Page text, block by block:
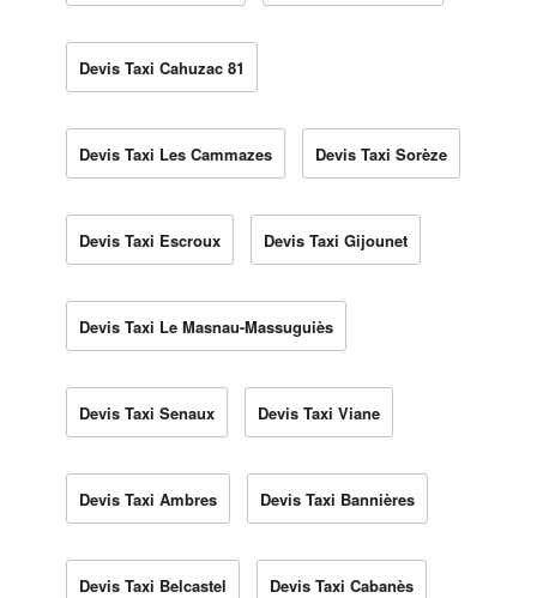
Devis Taxi Cahuzac 81
Devis Taxi Les Cammazes Devis Taxi Sorèze
Devis Taxi Escroux Devis Taxi Gijounet
Devis Taxi Le Masnau-Massuguiès
Devis Taxi Senaux Devis Taxi Viane
Devis Taxi Ambres Devis Taxi Bannières
Devis Taxi Belcastel Devis Taxi Cabanès